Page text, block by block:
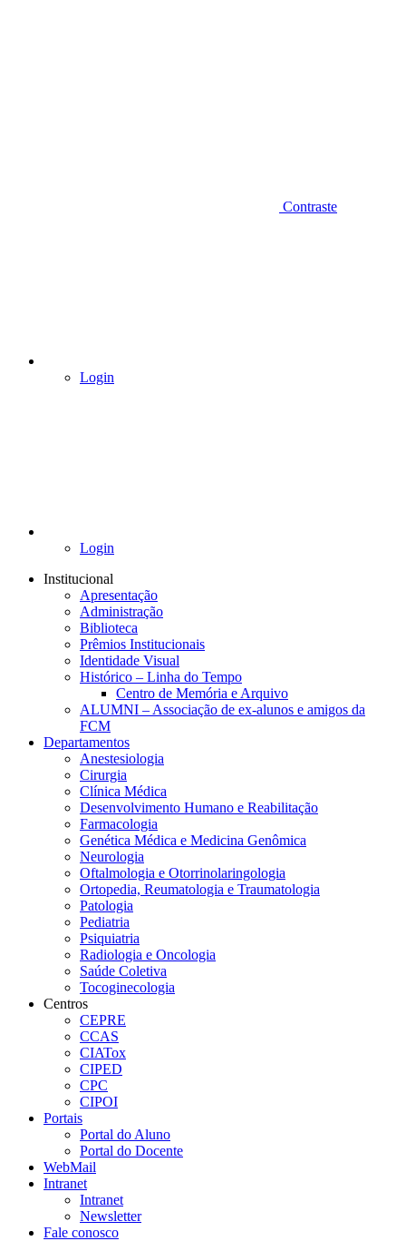
Contraste
Login
Login
Institucional
Apresentação
Administração
Biblioteca
Prêmios Institucionais
Identidade Visual
Histórico – Linha do Tempo
Centro de Memória e Arquivo
ALUMNI – Associação de ex-alunos e amigos da
FCM
Departamentos
Anestesiologia
Cirurgia
Clínica Médica
Desenvolvimento Humano e Reabilitação
Farmacologia
Genética Médica e Medicina Genômica
Neurologia
Oftalmologia e Otorrinolaringologia
Ortopedia, Reumatologia e Traumatologia
Patologia
Pediatria
Psiquiatria
Radiologia e Oncologia
Saúde Coletiva
Tocoginecologia
Centros
CEPRE
CCAS
CIATox
CIPED
CPC
CIPOI
Portais
Portal do Aluno
Portal do Docente
WebMail
Intranet
Intranet
Newsletter
Fale conosco